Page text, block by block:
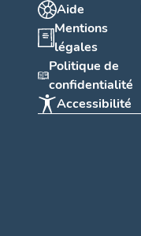
Aide
Mentions
légales
Politique de
confidentialité
Accessibilité